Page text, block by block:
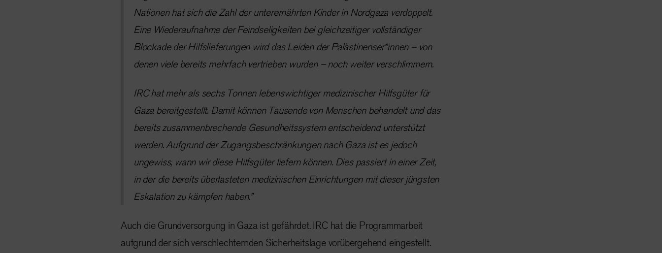
Nationen hat sich die Zahl der unterernährten Kinder in Nordgaza verdoppelt.
Eine Wiederaufnahme der Feindseligkeiten bei gleichzeitiger vollständiger
Blockade der Hilfslieferungen wird das Leiden der Palästinenser*innen – von
denen viele bereits mehrfach vertrieben wurden – noch weiter verschlimmern.
IRC hat mehr als sechs Tonnen lebenswichtiger medizinischer Hilfsgüter für
Gaza bereitgestellt. Damit können Tausende von Menschen behandelt und das
bereits zusammenbrechende Gesundheitssystem entscheidend unterstützt
werden. Aufgrund der Zugangsbeschränkungen nach Gaza ist es jedoch
ungewiss, wann wir diese Hilfsgüter liefern können. Dies passiert in einer Zeit,
in der die bereits überlasteten medizinischen Einrichtungen mit dieser jüngsten
Eskalation zu kämpfen haben.”
Auch die Grundversorgung in Gaza ist gefährdet. IRC hat die Programmarbeit
aufgrund der sich verschlechternden Sicherheitslage vorübergehend eingestellt.